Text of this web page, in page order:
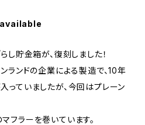
し貯金箱が、復刻しました！
ランドの企業による製造で、10年
っていましたが、今回はプレーン
フラーを巻いています。